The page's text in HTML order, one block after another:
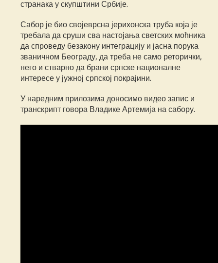
странака у скупштини Србије.
Сабор је био својеврсна јерихонска труба која је
требала да сруши сва настојања светских моћника
да спроведу безакону интеграцију и јасна порука
званичном Београду, да треба не само реторички,
него и стварно да брани српске националне
интересе у јужној српској покрајини.
У наредним прилозима доносимо видео запис и
транскрипт говора Владике Артемија на сабору.